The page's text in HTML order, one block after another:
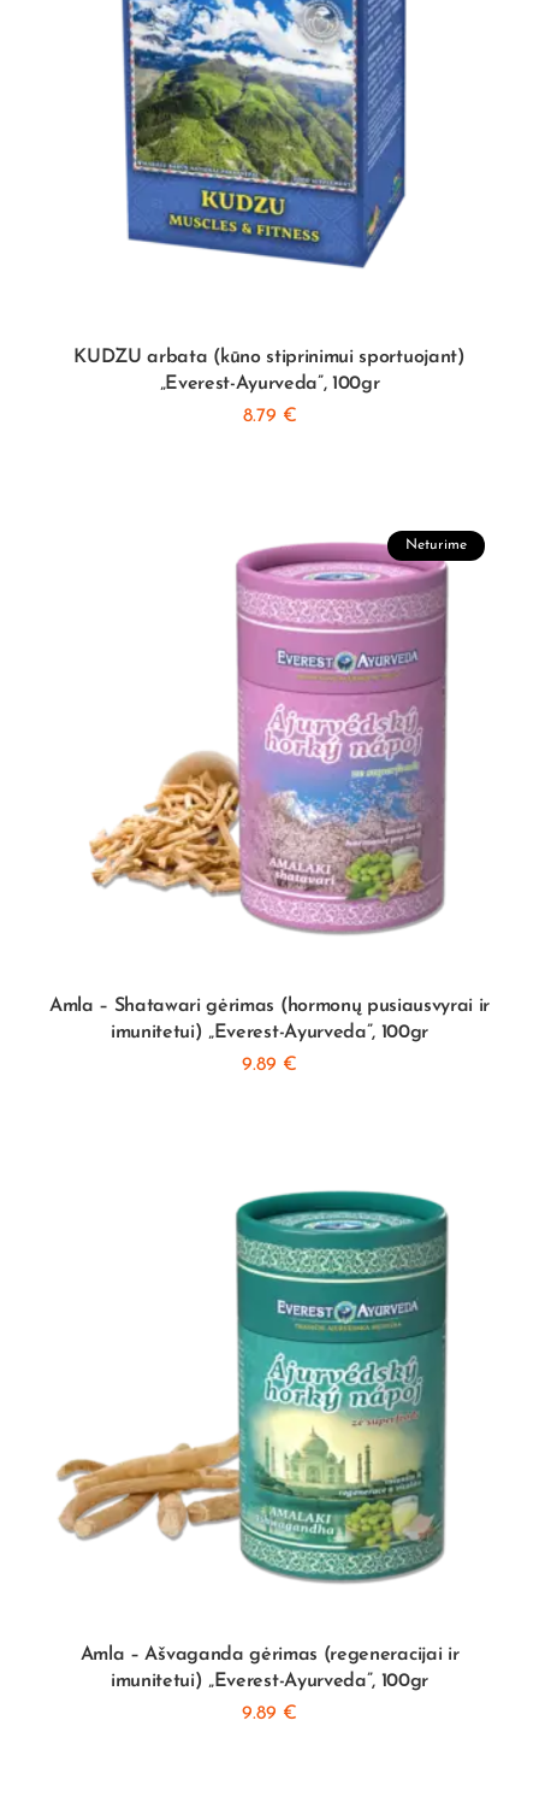
KUDZU arbata (kūno stiprinimui sportuojant)
„Everest-Ayurveda”, 100gr
8.79 €
Neturime
Amla – Shatawari gėrimas (hormonų pusiausvyrai ir
imunitetui) „Everest-Ayurveda”, 100gr
9.89 €
Amla – Ašvaganda gėrimas (regeneracijai ir
imunitetui) „Everest-Ayurveda”, 100gr
9.89 €